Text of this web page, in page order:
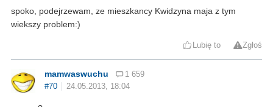
spoko, podejrzewam, ze mieszkancy Kwidzyna maja z tym
wiekszy problem:)
Lubię to Zgłoś
mamwaswuchu
1 659
#70
24.05.2013, 18:04